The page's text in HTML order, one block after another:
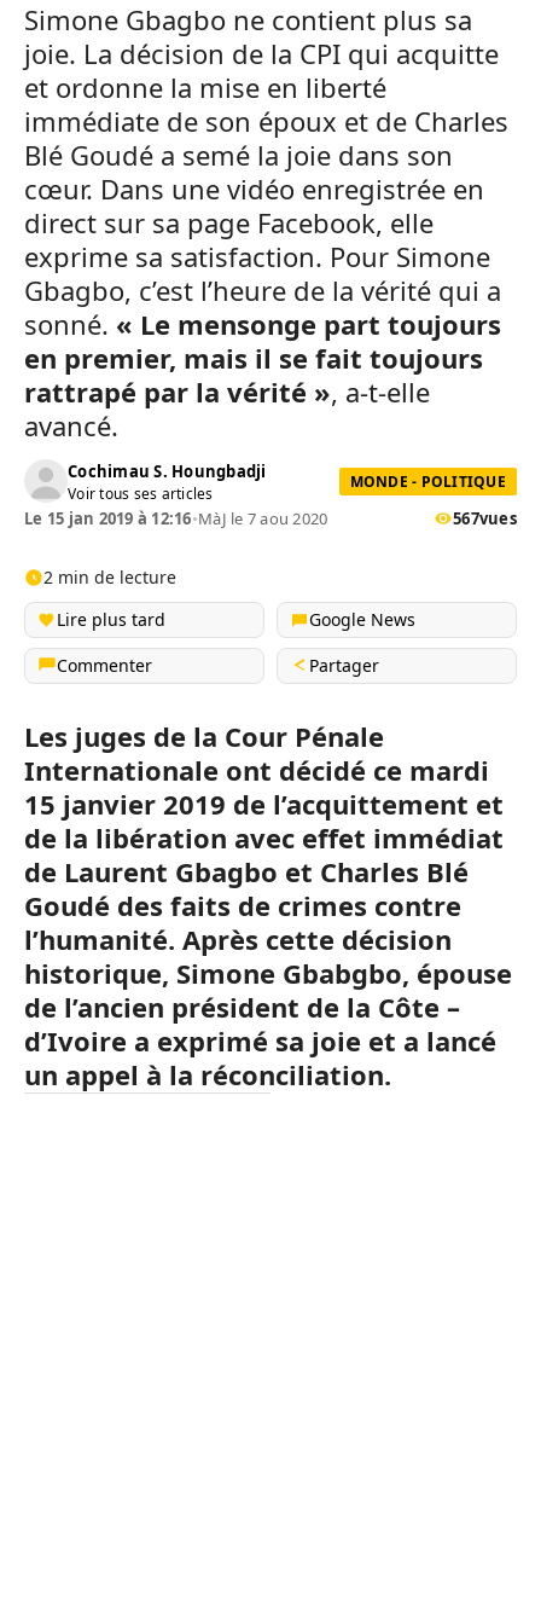
Simone Gbagbo ne contient plus sa
joie. La décision de la CPI qui acquitte
et ordonne la mise en liberté
immédiate de son époux et de Charles
Blé Goudé a semé la joie dans son
cœur. Dans une vidéo enregistrée en
direct sur sa page Facebook, elle
exprime sa satisfaction. Pour Simone
Gbagbo, c’est l’heure de la vérité qui a
sonné. « Le mensonge part toujours
en premier, mais il se fait toujours
rattrapé par la vérité », a-t-elle
avancé.
Cochimau S. Houngbadji
Voir tous ses articles
MONDE - POLITIQUE
Le 15 jan 2019 à 12:16•MàJ le 7 aou 2020 567vues
2 min de lecture
Lire plus tard
Google News
Commenter
Partager
Les juges de la Cour Pénale
Internationale ont décidé ce mardi
15 janvier 2019 de l’acquittement et
de la libération avec effet immédiat
de Laurent Gbagbo et Charles Blé
Goudé des faits de crimes contre
l’humanité. Après cette décision
historique, Simone Gbabgbo, épouse
de l’ancien président de la Côte –
d’Ivoire a exprimé sa joie et a lancé
un appel à la réconciliation.